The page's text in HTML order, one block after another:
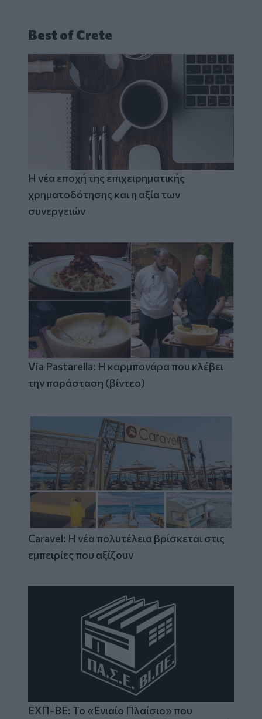
Best of Crete
Η νέα εποχή της επιχειρηματικής
χρηματοδότησης και η αξία των
συνεργειών
Via Pastarella: Η καρμπονάρα που κλέβει
την παράσταση (βίντεο)
Caravel: Η νέα πολυτέλεια βρίσκεται στις
εμπειρίες που αξίζουν
ΕΧΠ-ΒΕ: Το «Ενιαίο Πλαίσιο» που